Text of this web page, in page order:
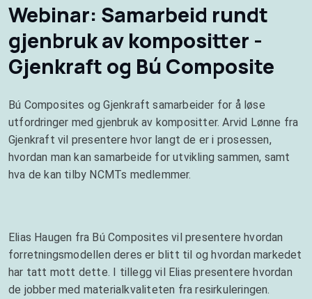
Webinar: Samarbeid rundt
gjenbruk av kompositter -
Gjenkraft og Bú Composite
Bú Composites og Gjenkraft samarbeider for å løse
utfordringer med gjenbruk av kompositter. Arvid Lønne fra
Gjenkraft vil presentere hvor langt de er i prosessen,
hvordan man kan samarbeide for utvikling sammen, samt
hva de kan tilby NCMTs medlemmer.
Elias Haugen fra Bú Composites vil presentere hvordan
forretningsmodellen deres er blitt til og hvordan markedet
har tatt mott dette. I tillegg vil Elias presentere hvordan
de jobber med materialkvaliteten fra resirkuleringen.